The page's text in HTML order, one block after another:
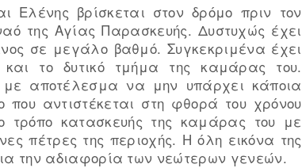
βρίσκεται στον δρόμο πριν τον
της Αγίας Παρασκευής. Δυστυχώς έχει
σε μεγάλο βαθμό. Συγκεκριμένα έχει
το δυτικό τμήμα της καμάρας του.
αποτέλεσμα να μην υπάρχει κάποια
που αντιστέκεται στη φθορά του χρόνου
τρόπο κατασκευής της καμάρας του με
πέτρες της περιοχής. Η όλη εικόνα της
την αδιαφορία των νεώτερων γενεών.